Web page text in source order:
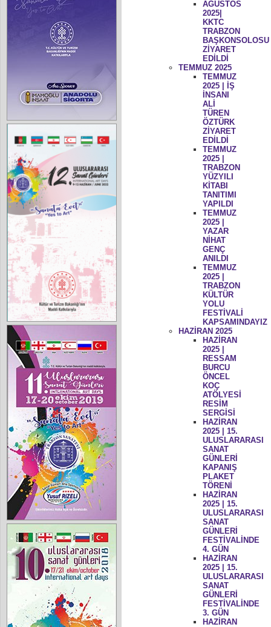
AĞUSTOS
2025|
KKTC
TRABZON
BAŞKONSOLOSU
ZİYARET
EDİLDİ
TEMMUZ 2025
TEMMUZ
2025 | İŞ
İNSANI
ALİ
TÜREN
ÖZTÜRK
ZİYARET
EDİLDİ
TEMMUZ
2025 |
TRABZON
YÜZYILI
KİTABI
TANITIMI
YAPILDI
TEMMUZ
2025 |
YAZAR
NİHAT
GENÇ
ANILDI
TEMMUZ
2025 |
TRABZON
KÜLTÜR
YOLU
FESTİVALİ
KAPSAMINDAYIZ
HAZİRAN 2025
HAZİRAN
2025 |
RESSAM
BURCU
ÖNCEL
KOÇ
ATÖLYESİ
RESİM
SERGİSİ
HAZİRAN
2025 | 15.
ULUSLARARASI
SANAT
GÜNLERİ
KAPANIŞ
PLAKET
TÖRENİ
HAZİRAN
2025 | 15.
ULUSLARARASI
SANAT
GÜNLERİ
FESTİVALİNDE
4. GÜN
HAZİRAN
2025 | 15.
ULUSLARARASI
SANAT
GÜNLERİ
FESTİVALİNDE
3. GÜN
HAZİRAN